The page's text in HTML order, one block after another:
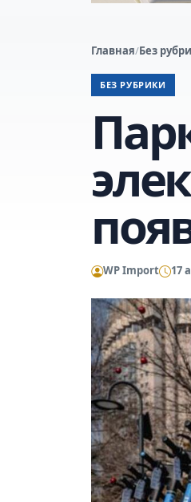
Главная/Без
БЕЗ РУБРИКИ
WP Import 17